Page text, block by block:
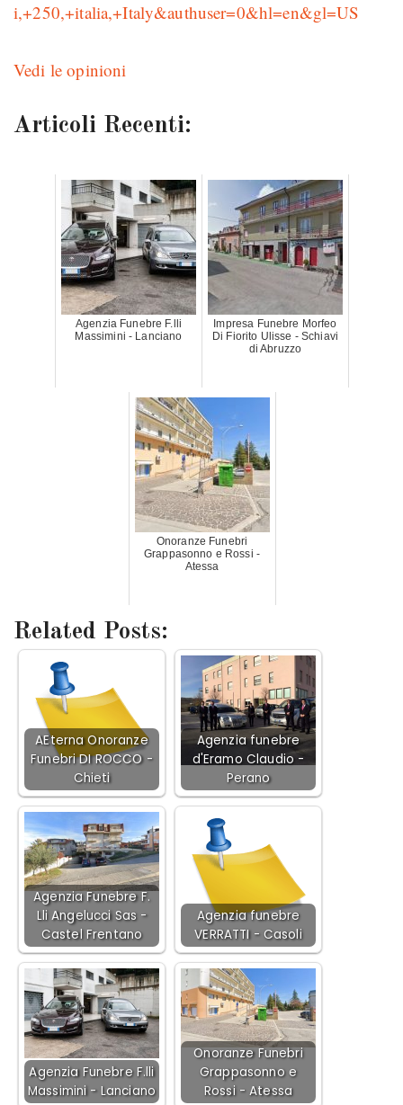
i,+250,+italia,+Italy&authuser=0&hl=en&gl=US
Vedi le opinioni
Articoli Recenti:
Agenzia Funebre F.lli
Massimini - Lanciano
Impresa Funebre Morfeo
Di Fiorito Ulisse - Schiavi
di Abruzzo
Onoranze Funebri
Grappasonno e Rossi -
Atessa
Related Posts:
AEterna Onoranze
Funebri DI ROCCO -
Chieti
Agenzia funebre
d'Eramo Claudio -
Perano
Agenzia Funebre F.
Lli Angelucci Sas -
Castel Frentano
Agenzia funebre
VERRATTI - Casoli
Agenzia Funebre F.lli
Massimini - Lanciano
Onoranze Funebri
Grappasonno e
Rossi - Atessa